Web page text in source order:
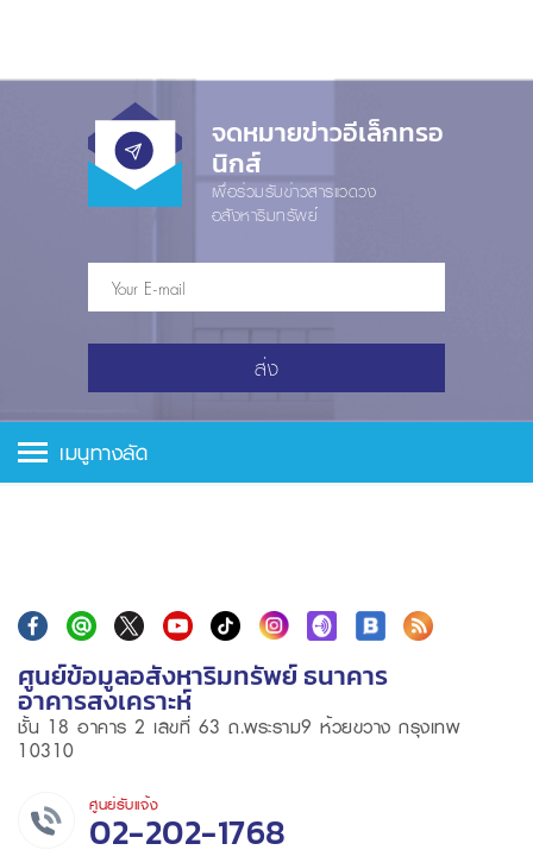
จดหมายข่าวอีเล็กทรอ
นิกส์
เพื่อร่วมรับข่าวสารแวดวง
อสังหาริมทรัพย์
ส่ง
เมนูทางลัด
ศูนย์ข้อมูลอสังหาริมทรัพย์ ธนาคาร
อาคารสงเคราะห์
ชั้น 18 อาคาร 2 เลขที่ 63 ถ.พระราม9 ห้วยขวาง กรุงเทพ
10310
ศูนย์รับแจ้ง
02-202-1768